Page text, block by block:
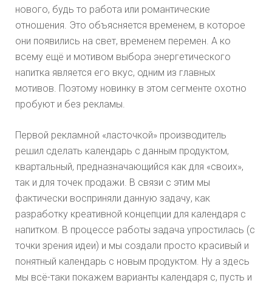
нового, будь то работа или романтические
отношения. Это объясняется временем, в которое
они появились на свет, временем перемен. А ко
всему ещё и мотивом выбора энергетического
напитка является его вкус, одним из главных
мотивов. Поэтому новинку в этом сегменте охотно
пробуют и без рекламы.
Первой рекламной «ласточкой» производитель
решил сделать календарь с данным продуктом,
квартальный, предназначающийся как для «своих»,
так и для точек продажи. В связи с этим мы
фактически восприняли данную задачу, как
разработку креативной концепции для календаря с
напитком. В процессе работы задача упростилась (с
точки зрения идеи) и мы создали просто красивый и
понятный календарь с новым продуктом. Ну а здесь
мы всё-таки покажем варианты календаря с, пусть и